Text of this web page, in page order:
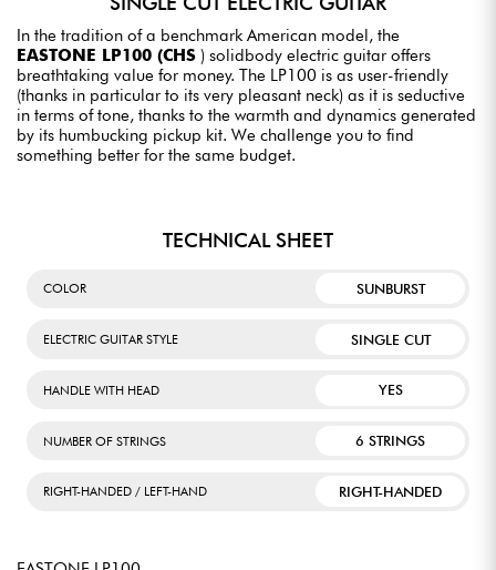
In the tradition of a benchmark American model, the
EASTONE LP100 (CHS ) solidbody electric guitar offers
breathtaking value for money. The LP100 is as user-friendly
(thanks in particular to its very pleasant neck) as it is seductive
in terms of tone, thanks to the warmth and dynamics generated
by its humbucking pickup kit. We challenge you to find
something better for the same budget.
TECHNICAL SHEET
COLOR SUNBURST
ELECTRIC GUITAR STYLE SINGLE CUT
HANDLE WITH HEAD YES
NUMBER OF STRINGS 6 STRINGS
RIGHT-HANDED / LEFT-HAND RIGHT-HANDED